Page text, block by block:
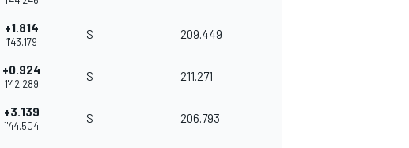
+1.814
1'43.179
S 209.449
+0.924
1'42.289
S 211.271
+3.139
1'44.504
S 206.793